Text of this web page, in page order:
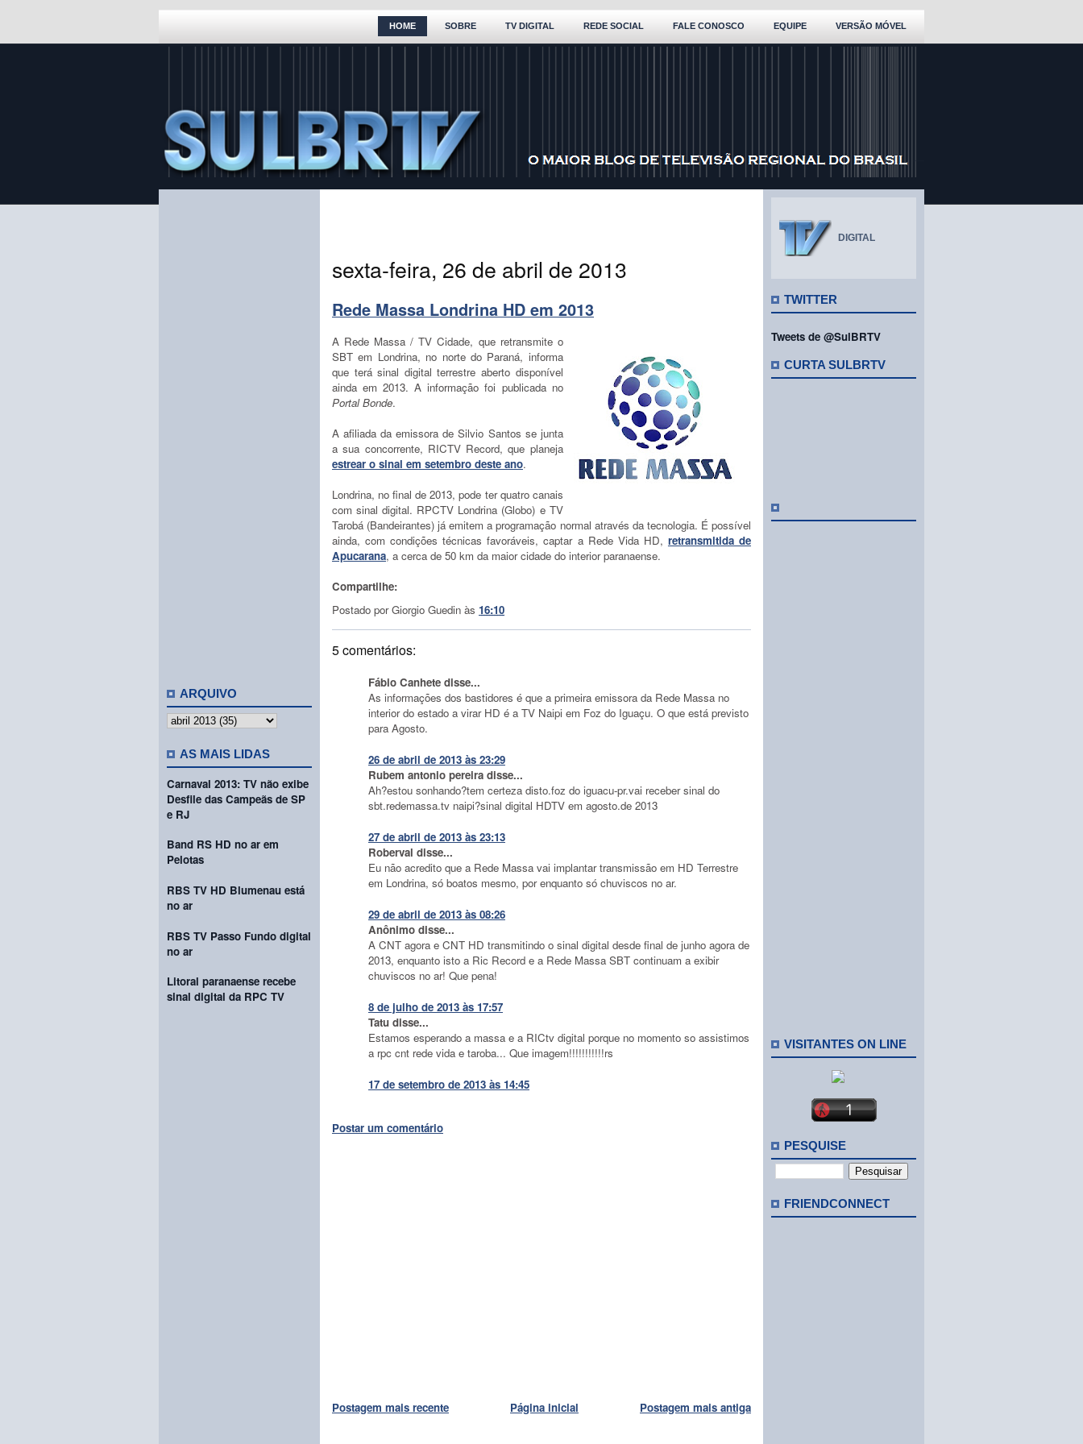
HOME SOBRE TV DIGITAL REDE SOCIAL FALE CONOSCO EQUIPE VERSÃO MÓVEL
ARQUIVO
AS MAIS LIDAS
Carnaval 2013: TV não exibe
Desfile das Campeãs de SP
e RJ
Band RS HD no ar em
Pelotas
RBS TV HD Blumenau está
no ar
RBS TV Passo Fundo digital
no ar
Litoral paranaense recebe
sinal digital da RPC TV
sexta-feira, 26 de abril de 2013
Rede Massa Londrina HD em 2013
A Rede Massa / TV Cidade, que retransmite o
SBT em Londrina, no norte do Paraná, informa
que terá sinal digital terrestre aberto disponível
ainda em 2013. A informação foi publicada no
Portal Bonde.
A afiliada da emissora de Silvio Santos se junta
a sua concorrente, RICTV Record, que planeja
estrear o sinal em setembro deste ano.
Londrina, no final de 2013, pode ter quatro canais
com sinal digital. RPCTV Londrina (Globo) e TV
Tarobá (Bandeirantes) já emitem a programação normal através da tecnologia. É possível
ainda, com condições técnicas favoráveis, captar a Rede Vida HD, retransmitida de
Apucarana, a cerca de 50 km da maior cidade do interior paranaense.
Compartilhe:
Postado porGiorgio Guedin às 16:10
5 comentários:
Fábio Canhete disse...
As informações dos bastidores é que a primeira emissora da Rede Massa no
interior do estado a virar HD é a TV Naipi em Foz do Iguaçu. O que está previsto
para Agosto.
26 de abril de 2013 às 23:29
Rubem antonio pereira disse...
Ah?estou sonhando?tem certeza disto.foz do iguacu-pr.vai receber sinal do
sbt.redemassa.tv naipi?sinal digital HDTV em agosto.de 2013
27 de abril de 2013 às 23:13
Roberval disse...
Eu não acredito que a Rede Massa vai implantar transmissão em HD Terrestre
em Londrina, só boatos mesmo, por enquanto só chuviscos no ar.
29 de abril de 2013 às 08:26
Anônimo disse...
A CNT agora e CNT HD transmitindo o sinal digital desde final de junho agora de
2013, enquanto isto a Ric Record e a Rede Massa SBT continuam a exibir
chuviscos no ar! Que pena!
8 de julho de 2013 às 17:57
Tatu disse...
Estamos esperando a massa e a RICtv digital porque no momento so assistimos
a rpc cnt rede vida e taroba... Que imagem!!!!!!!!!!!rs
17 de setembro de 2013 às 14:45
Postar um comentário
Postagem mais recente Postagem mais antiga
Página inicial
DIGITAL
TWITTER
Tweets de @SulBRTV
CURTA SULBRTV
VISITANTES ON LINE
PESQUISE
FRIENDCONNECT